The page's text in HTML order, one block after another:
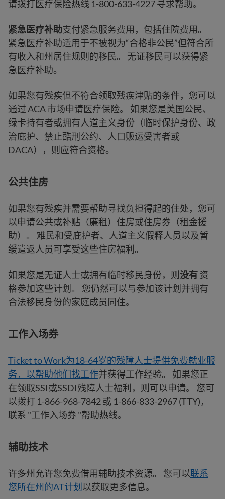
请拨打医疗保险热线 1-800-633-4227 寻求帮助。
紧急医疗补助支付紧急服务费用，包括住院费用。
紧急医疗补助适用于不被视为“合格非公民”但符合所
有收入和州居住规则的移民。 无证移民可以获得紧
急医疗补助。
如果您有残疾但不符合领取残疾津贴的条件，您可以
通过 ACA 市场申请医疗保险。 如果您是美国公民、
绿卡持有者或拥有人道主义身份（临时保护身份、政
治庇护、禁止酷刑公约、人口贩运受害者或
DACA），则应符合资格。
公共住房
如果您有残疾并需要帮助寻找负担得起的住处，您可
以申请公共或补贴（廉租）住房或住房券（租金援
助）。 难民和受庇护者、人道主义假释人员以及暂
缓遣返人员可享受这些住房福利。
如果您是无证人士或拥有临时移民身份，则 没有资
格参加这些计划。 您仍然可以与参加该计划并拥有
合法移民身份的家庭成员同住。
工作入场券
Ticket to Work为18-64岁的残障人士提供免费就业服
务，以帮助他们找工作并获得工作经验。 如果您正
在领取SSI或SSDI残障人士福利，则可以申请。 您可
以拨打 1-866-968-7842 或 1-866-833-2967 (TTY)，
联系 "工作入场券 "帮助热线。
辅助技术
许多州允许您免费借用辅助技术资源。 您可以联系
您所在州的AT计划 以获取更多信息。